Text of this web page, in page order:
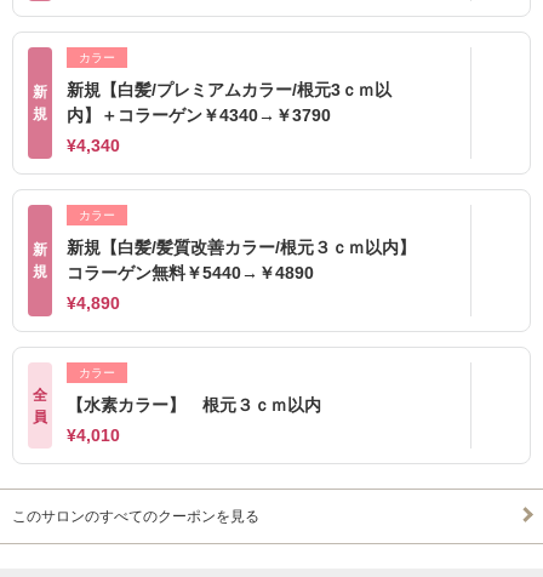
新
規
カラー
新規【白髪/プレミアムカラー/根元3ｃｍ以
内】＋コラーゲン￥4340→￥3790
¥4,340
新
規
カラー
新規【白髪/髪質改善カラー/根元３ｃｍ以内】
コラーゲン無料￥5440→￥4890
¥4,890
全
員
カラー
【水素カラー】 根元３ｃｍ以内
¥4,010
このサロンのすべてのクーポンを見る